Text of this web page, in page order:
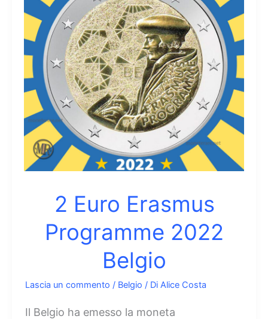
2022
Belgio
Assistenza
Sanitaria
Covid
2 Euro Erasmus
Programme 2022
Belgio
Lascia un commento / Belgio / Di Alice Costa
Il Belgio ha emesso la moneta